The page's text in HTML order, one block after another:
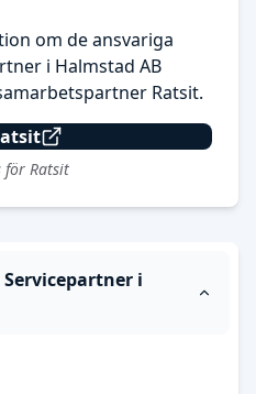
om de ansvariga
i Halmstad AB
Ratsit.
för Ratsit
i